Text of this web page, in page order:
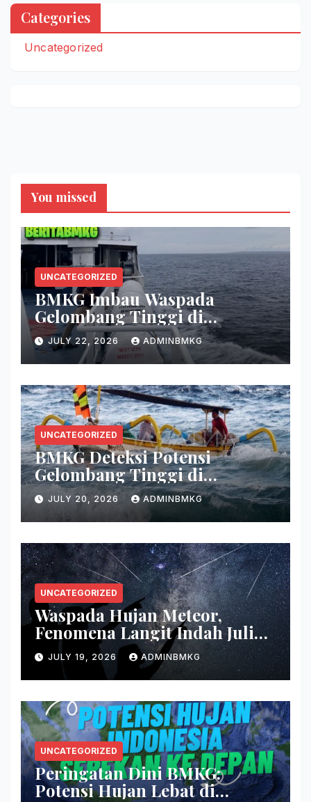
Categories
Uncategorized
You missed
UNCATEGORIZED
BMKG Imbau Waspada
Gelombang Tinggi di
Perairan Sultra
JULY 22, 2026 ADMINBMKG
UNCATEGORIZED
BMKG Deteksi Potensi
Gelombang Tinggi di
Persenjataan
JULY 20, 2026 ADMINBMKG
UNCATEGORIZED
Waspada Hujan Meteor,
Fenomena Langit Indah Juli
2026
JULY 19, 2026 ADMINBMKG
UNCATEGORIZED
Peringatan Dini BMKG:
Potensi Hujan Lebat di